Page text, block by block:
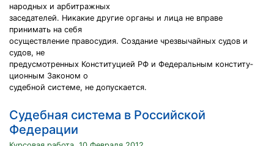
народных и арбитражных
заседателей. Никакие другие органы и лица не вправе
принимать на себя
осуществление правосудия. Создание чрезвычайных судов и
судов, не
предусмотренных Конституцией РФ и Федеральным конститу­
ционным Законом о
судебной системе, не допускается.
Судебная система в Российской
Федерации